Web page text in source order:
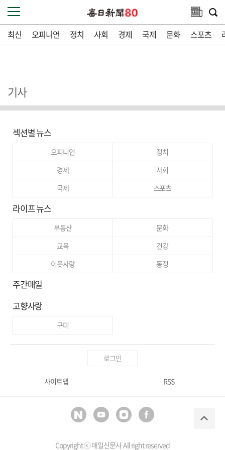
최신 오피니언 정치 사회 경제 국제 문화 스포츠
기사
섹션별 뉴스
오피니언
정치
경제
사회
국제
스포츠
라이프 뉴스
부동산
문화
교육
건강
이웃사랑
동정
주간매일
고향사랑
구미
로그인
사이트맵 RSS
Copyright ⓒ매일신문사All right reserved